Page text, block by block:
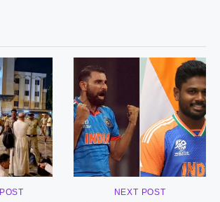
NEXT POST